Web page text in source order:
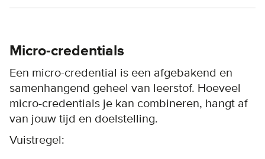
Micro-credentials
Een micro-credential is een afgebakend en
samenhangend geheel van leerstof. Hoeveel
micro-credentials je kan combineren, hangt af
van jouw tijd en doelstelling.
Vuistregel: